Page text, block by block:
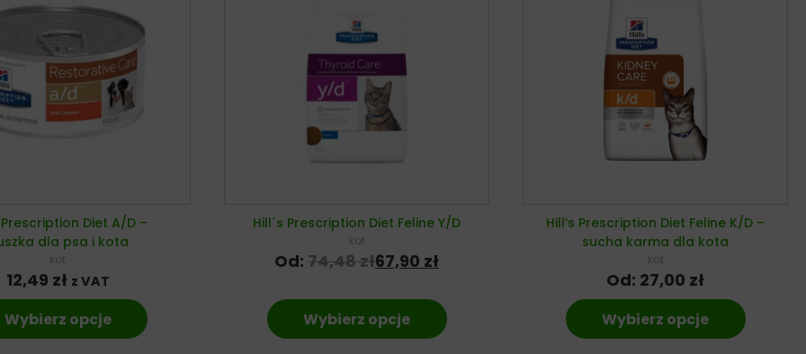
Prescription Diet A/D –
dla psa i kota
kot
12,49 zł z VAT
Wybierz opcje
Hill´s Prescription Diet Feline Y/D
kot
Od: 74,48zł67,90 zł
Wybierz opcje
Hill’s Prescription Diet Feline K/D –
sucha karma dla kota
kot
Od: 27,00 zł
Wybierz opcje